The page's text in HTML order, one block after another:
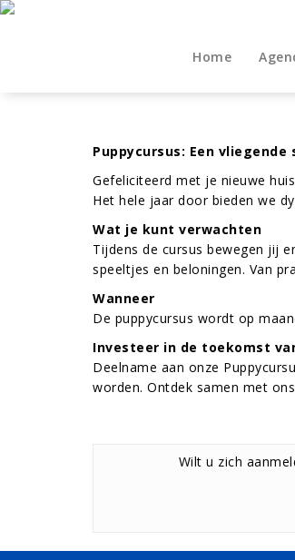
Home
Puppycursus: Een
Gefeliciteerd met je nieuwe
Het hele jaar door bieden we
Wat je kunt verwachten
Tijdens de cursus bewegen jij
speeltjes en beloningen. Van
Wanneer
De puppycursus wordt op
Investeer in de toekomst
Deelname aan onze
worden. Ontdek samen met
Wilt u zich